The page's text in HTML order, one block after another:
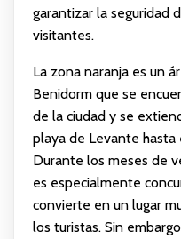
garantizar la seguridad
visitantes.
La zona naranja es un
Benidorm que se
de la ciudad y se
playa de Levante hasta
Durante los meses de
es especialmente
convierte en un lugar
los turistas. Sin